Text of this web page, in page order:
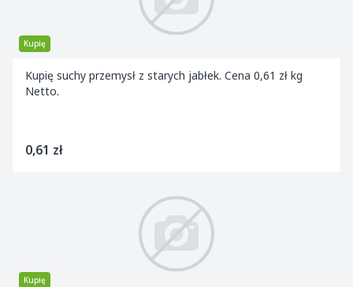
Kupię
Kupię suchy przemysł z starych jabłek. Cena 0,61 zł kg
Netto.
0,61 zł
Kupię